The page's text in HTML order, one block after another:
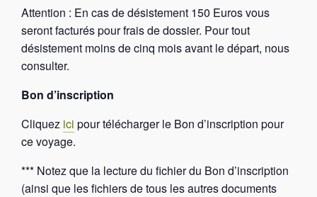
Attention : En cas de désistement 150 Euros vous
seront facturés pour frais de dossier. Pour tout
désistement moins de cinq mois avant le départ, nous
consulter.
Bon d’inscription
Cliquez ici pour télécharger le Bon d’inscription pour
ce voyage.
*** Notez que la lecture du fichier du Bon d’inscription
(ainsi que les fichiers de tous les autres documents